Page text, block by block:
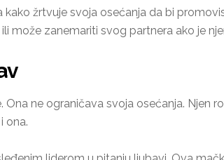
žrtvuje svoja osećanja da bi
može zanemariti svog partnera ako je
ne ograničava svoja osećanja. Njen
ona.